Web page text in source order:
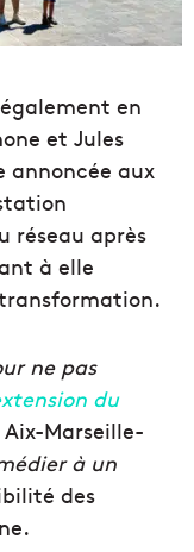
en
et Jules
annoncée aux
réseau après
à elle
ne pas
du
Marseille-
à un
des